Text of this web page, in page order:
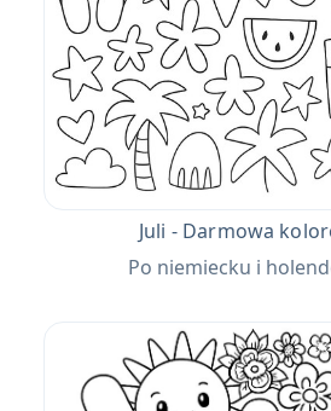
Juli - Darmowa
Po niemiecku i